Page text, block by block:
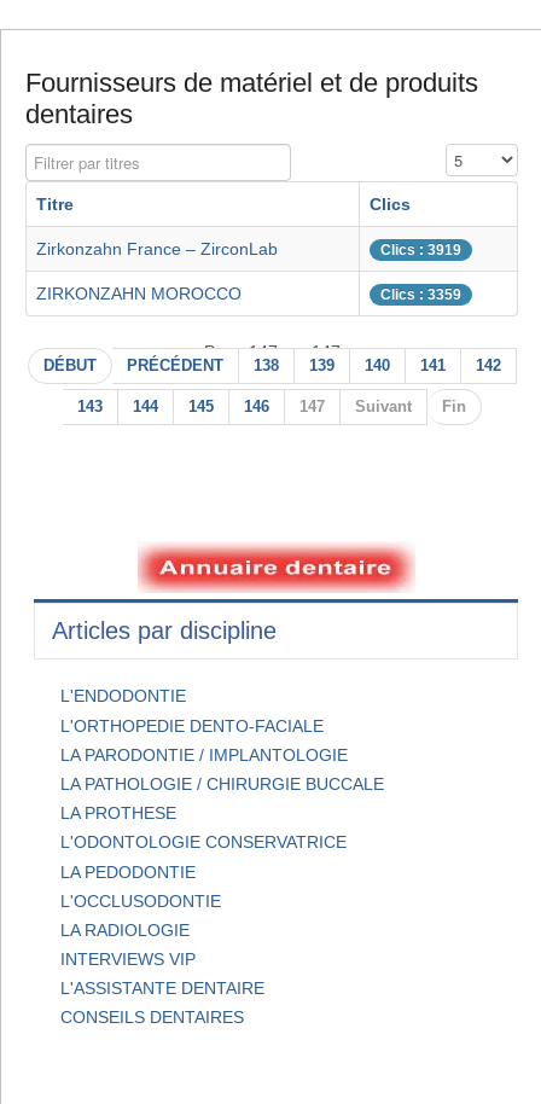
Fournisseurs de matériel et de produits
dentaires
Filtrer par titres Affichage #
Titre Clics
Zirkonzahn France – ZirconLab Clics : 3919
ZIRKONZAHN MOROCCO Clics : 3359
Page 147 sur 147
DÉBUT PRÉCÉDENT 138 139 140 141 142
143 144 145 146 147 Suivant Fin
Articles par discipline
L'ENDODONTIE
L'ORTHOPEDIE DENTO-FACIALE
LA PARODONTIE / IMPLANTOLOGIE
LA PATHOLOGIE / CHIRURGIE BUCCALE
LA PROTHESE
L'ODONTOLOGIE CONSERVATRICE
LA PEDODONTIE
L'OCCLUSODONTIE
LA RADIOLOGIE
INTERVIEWS VIP
L'ASSISTANTE DENTAIRE
CONSEILS DENTAIRES